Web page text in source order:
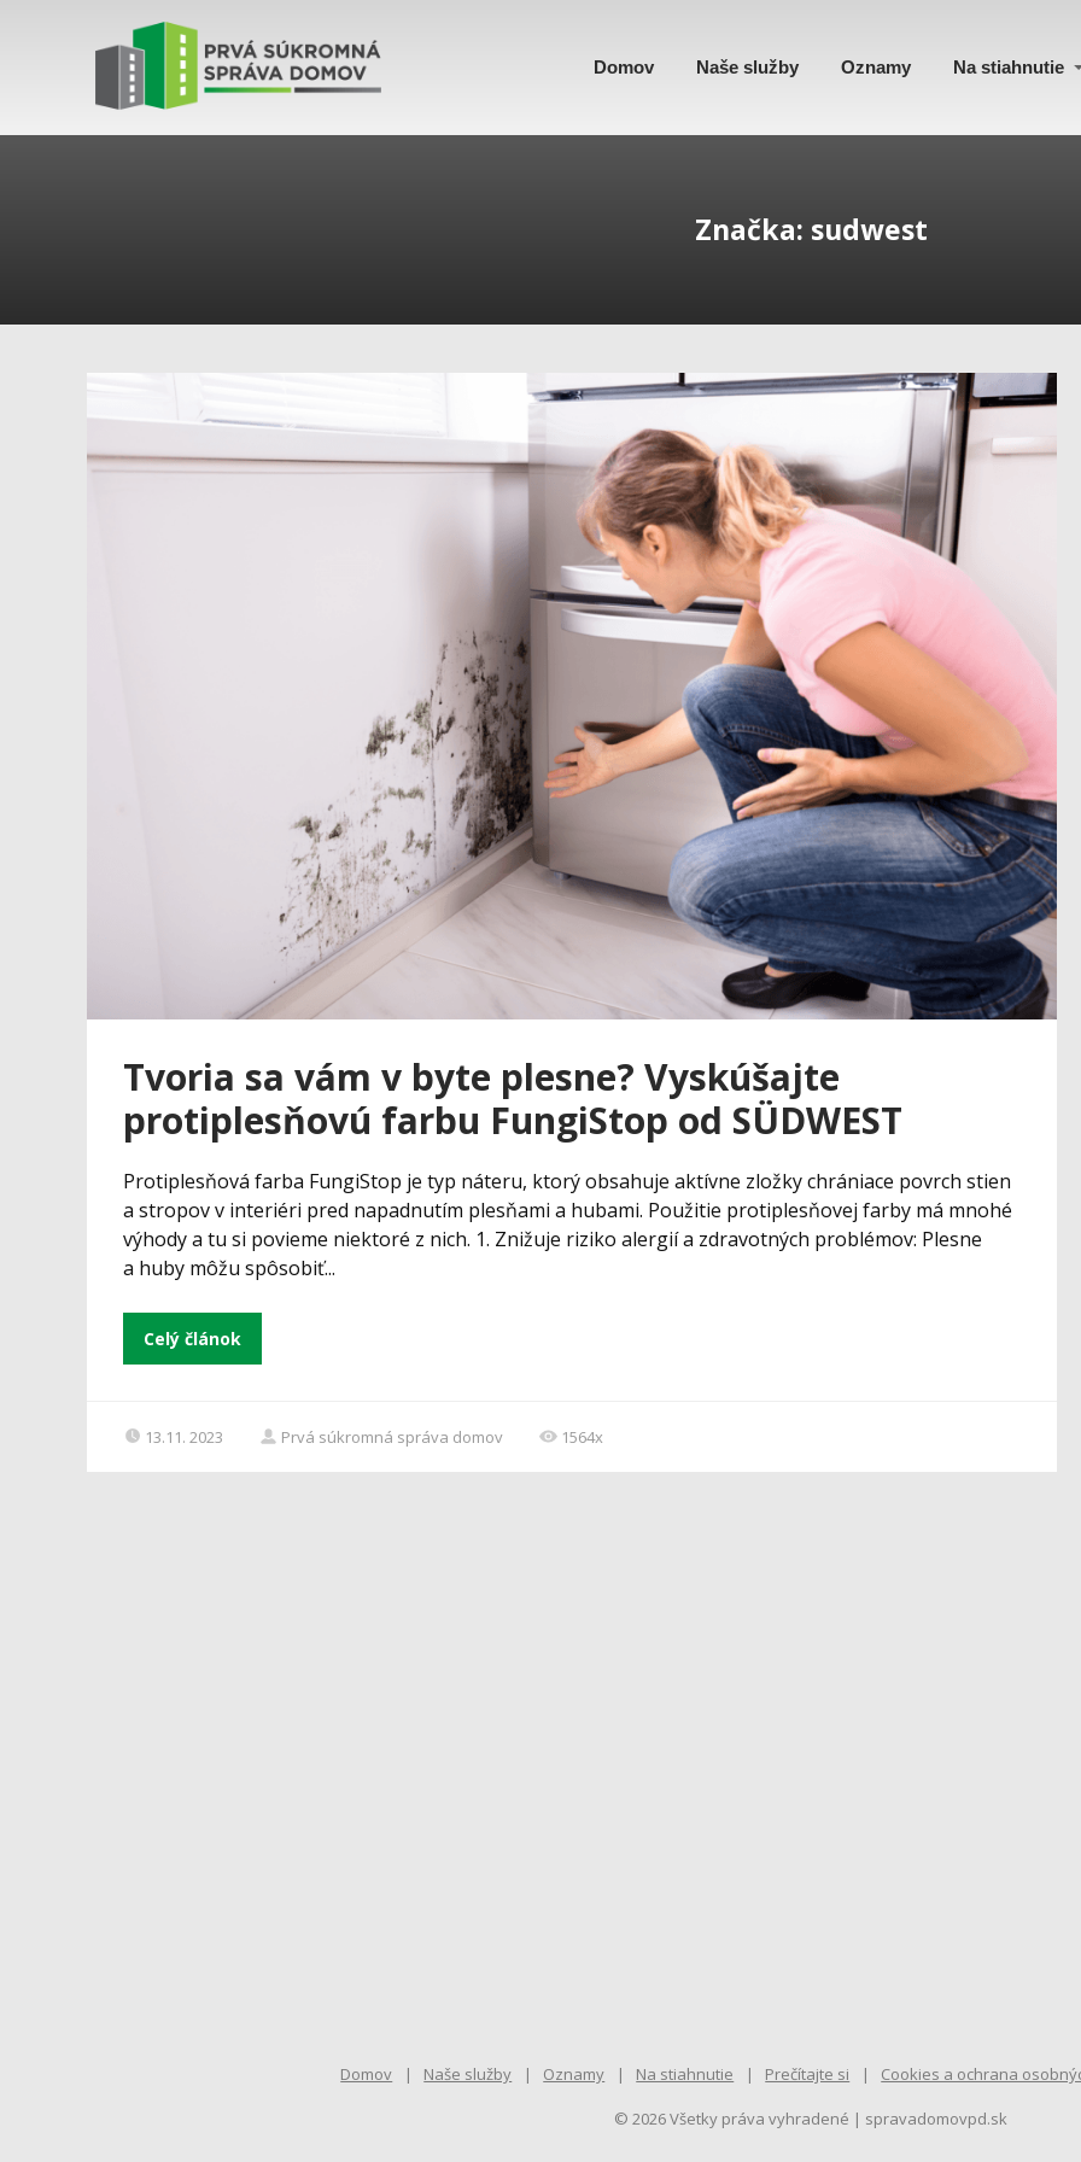
Domov Naše služby Oznamy Na stiahnutie
Značka: sudwest
Tvoria sa vám v byte plesne? Vyskúšajte
protiplesňovú farbu FungiStop od SÜDWEST
Protiplesňová farba FungiStop je typ náteru, ktorý obsahuje aktívne zložky chrániace povrch stien
a stropov v interiéri pred napadnutím plesňami a hubami. Použitie protiplesňovej farby má mnohé
výhody a tu si povieme niektoré z nich. 1. Znižuje riziko alergií a zdravotných problémov: Plesne
a huby môžu spôsobiť...
Celý článok
13.11. 2023 Prvá súkromná správa domov 1564x
Domov Naše služby Oznamy Na stiahnutie Prečítajte si Cookies a ochrana
© 2026 Všetky práva vyhradené | spravadomovpd.sk